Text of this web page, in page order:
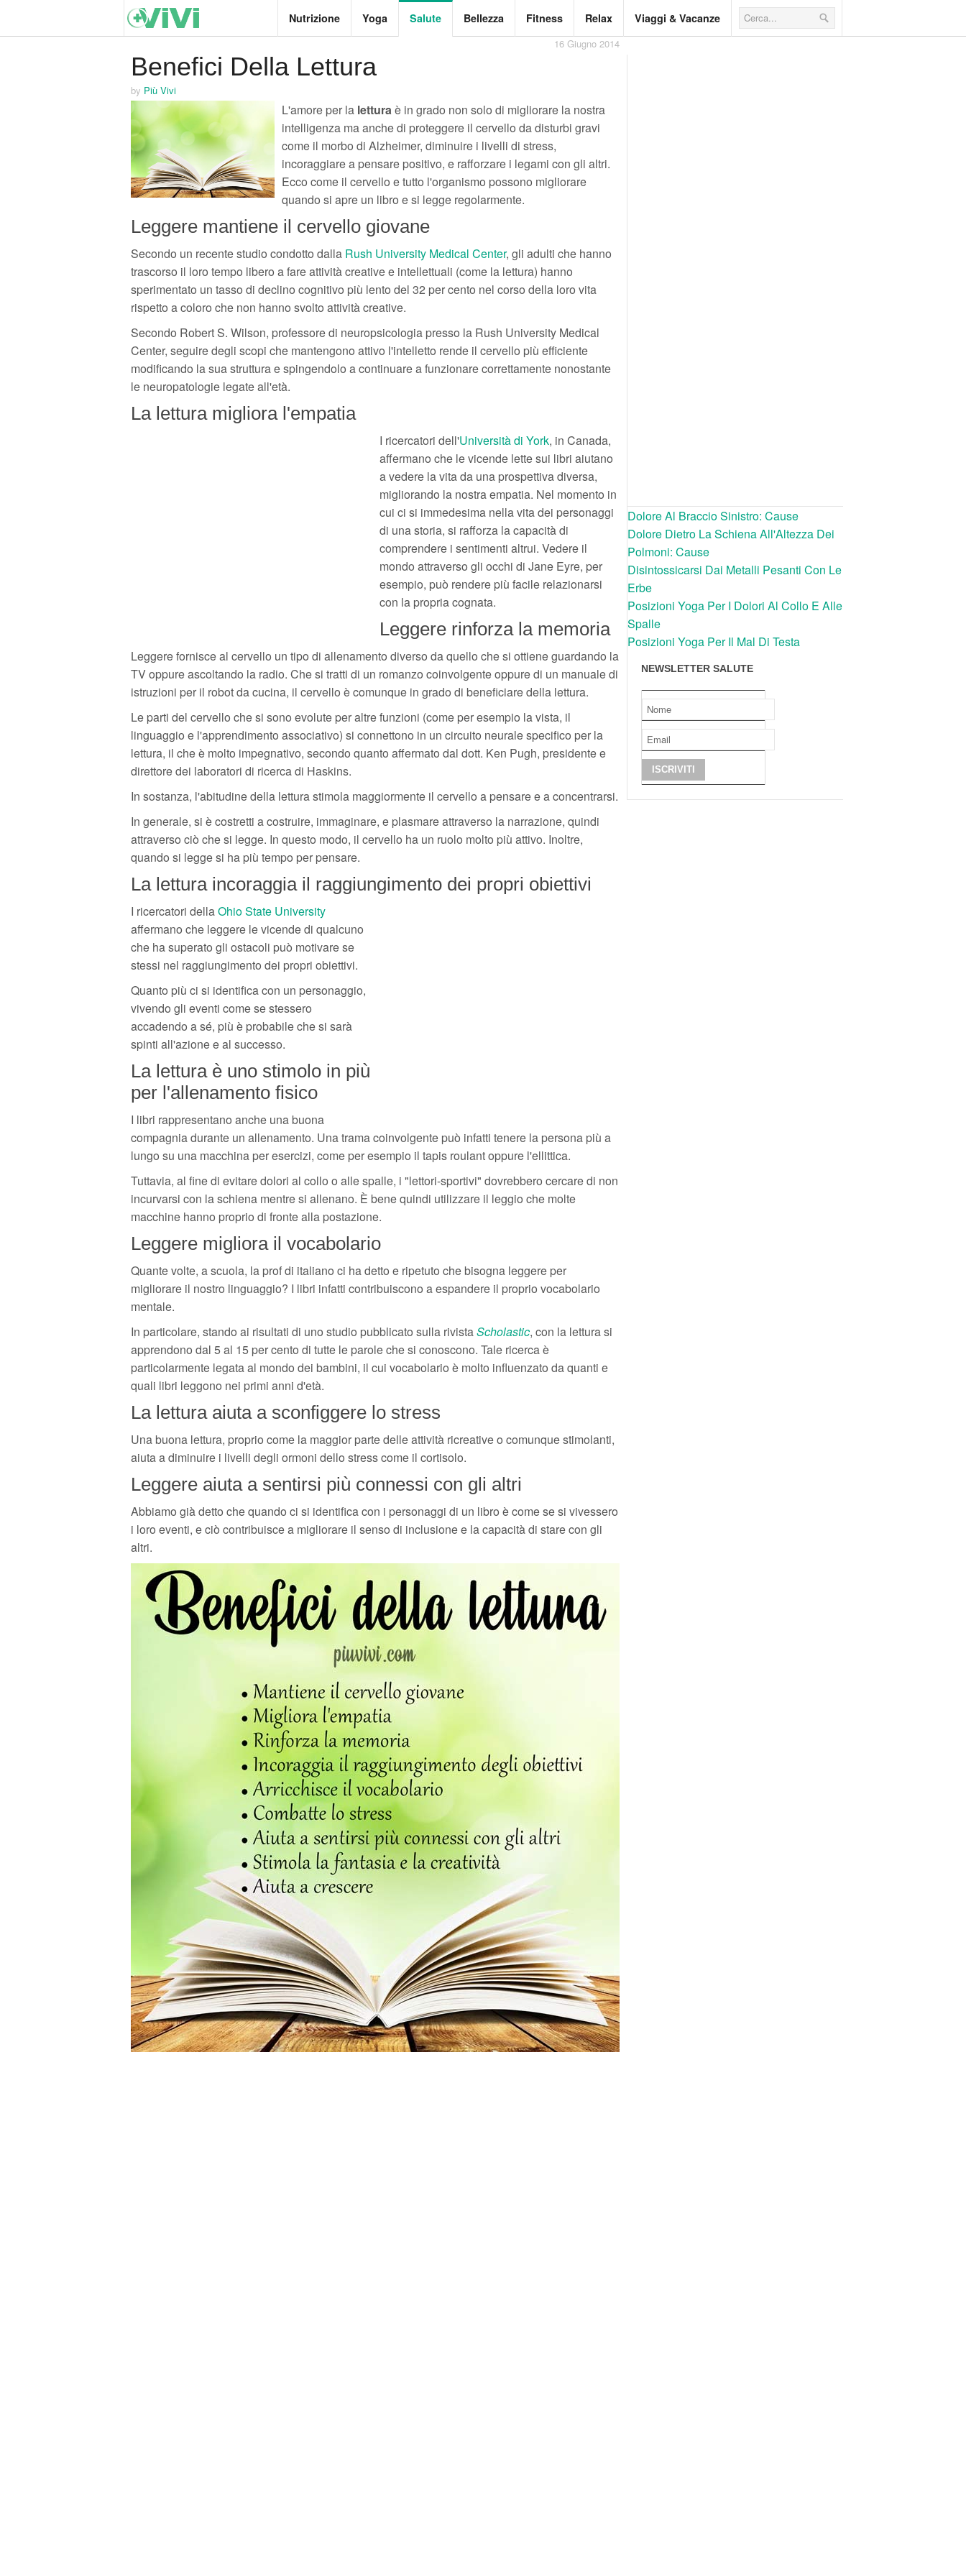
Nutrizione Yoga Salute Bellezza Fitness Relax Viaggi & Vacanze
16 Giugno 2014
Benefici Della Lettura
by Più Vivi
L'amore per la letturaè in grado non solo di migliorare la nostra
intelligenza ma anche di proteggere il cervello da disturbi gravi
come il morbo di Alzheimer, diminuire i livelli di stress,
incoraggiare a pensare positivo, e rafforzare i legami con gli altri.
Ecco come il cervello e tutto l'organismo possono migliorare
quando si apre un libro e si legge regolarmente.
Leggere mantiene il cervello giovane
Secondo un recente studio condotto dalla Rush University Medical Center, gli adulti che hanno
trascorso il loro tempo libero a fare attività creative e intellettuali (come la lettura) hanno
sperimentato un tasso di declino cognitivo più lento del 32 per cento nel corso della loro vita
rispetto a coloro che non hanno svolto attività creative.
Secondo Robert S. Wilson, professore di neuropsicologia presso la Rush University Medical
Center, seguire degli scopi che mantengono attivo l'intelletto rende il cervello più efficiente
modificando la sua struttura e spingendolo a continuare a funzionare correttamente nonostante
le neuropatologie legate all'età.
La lettura migliora l'empatia
I ricercatori dell'Università di York, in Canada,
affermano che le vicende lette sui libri aiutano
a vedere la vita da una prospettiva diversa,
migliorando la nostra empatia. Nel momento in
cui ci si immedesima nella vita dei personaggi
di una storia, si rafforza la capacità di
comprendere i sentimenti altrui. Vedere il
mondo attraverso gli occhi di Jane Eyre, per
esempio, può rendere più facile relazionarsi
con la propria cognata.
Leggere rinforza la memoria
Leggere fornisce al cervello un tipo di allenamento diverso da quello che si ottiene guardando la
TV oppure ascoltando la radio. Che si tratti di un romanzo coinvolgente oppure di un manuale di
istruzioni per il robot da cucina, il cervello è comunque in grado di beneficiare della lettura.
Le parti del cervello che si sono evolute per altre funzioni (come per esempio la vista, il
linguaggio e l'apprendimento associativo) si connettono in un circuito neurale specifico per la
lettura, il che è molto impegnativo, secondo quanto affermato dal dott. Ken Pugh, presidente e
direttore dei laboratori di ricerca di Haskins.
In sostanza, l'abitudine della lettura stimola maggiormente il cervello a pensare e a concentrarsi.
In generale, si è costretti a costruire, immaginare, e plasmare attraverso la narrazione, quindi
attraverso ciò che si legge. In questo modo, il cervello ha un ruolo molto più attivo. Inoltre,
quando si legge si ha più tempo per pensare.
La lettura incoraggia il raggiungimento dei propri obiettivi
I ricercatori dellaOhio State University
affermano che leggere le vicende di qualcuno
che ha superato gli ostacoli può motivare se
stessi nel raggiungimento dei propri obiettivi.
Quanto più ci si identifica con un personaggio,
vivendo gli eventi come se stessero
accadendo a sé, più è probabile che si sarà
spinti all'azione e al successo.
La lettura è uno stimolo in più
per l'allenamento fisico
I libri rappresentano anche una buona
compagnia durante un allenamento. Una trama coinvolgente può infatti tenere la persona più a
lungo su una macchina per esercizi, come per esempio il tapis roulant oppure l'ellittica.
Tuttavia, al fine di evitare dolori al collo o alle spalle, i "lettori-sportivi" dovrebbero cercare di non
incurvarsi con la schiena mentre si allenano. È bene quindi utilizzare il leggio che molte
macchine hanno proprio di fronte alla postazione.
Leggere migliora il vocabolario
Quante volte, a scuola, la prof di italiano ci ha detto e ripetuto che bisogna leggere per
migliorare il nostro linguaggio? I libri infatti contribuiscono a espandere il proprio vocabolario
mentale.
In particolare, stando ai risultati di uno studio pubblicato sulla rivistaScholastic, con la lettura si
apprendono dal 5 al 15 per cento di tutte le parole che si conoscono. Tale ricerca è
particolarmente legata al mondo dei bambini, il cui vocabolario è molto influenzato da quanti e
quali libri leggono nei primi anni d'età.
La lettura aiuta a sconfiggere lo stress
Una buona lettura, proprio come la maggior parte delle attività ricreative o comunque stimolanti,
aiuta a diminuire i livelli degli ormoni dello stress come il cortisolo.
Leggere aiuta a sentirsi più connessi con gli altri
Abbiamo già detto che quando ci si identifica con i personaggi di un libro è come se si vivessero
i loro eventi, e ciò contribuisce a migliorare il senso di inclusione e la capacità di stare con gli
altri.
Dolore Al Braccio Sinistro: Cause
Dolore Dietro La Schiena All'Altezza Dei
Polmoni: Cause
Disintossicarsi Dai Metalli Pesanti Con Le
Erbe
Posizioni Yoga Per I Dolori Al Collo E Alle
Spalle
Posizioni Yoga Per Il Mal Di Testa
NEWSLETTER SALUTE